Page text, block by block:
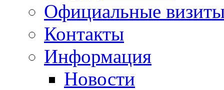
Официальные
Контакты
Информация
Новости